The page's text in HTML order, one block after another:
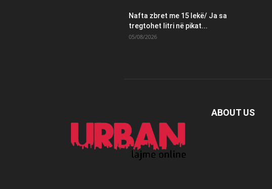
Nafta zbret me 15 lekë/ Ja sa
tregtohet litri në pikat...
05/08/2026
ABOUT US